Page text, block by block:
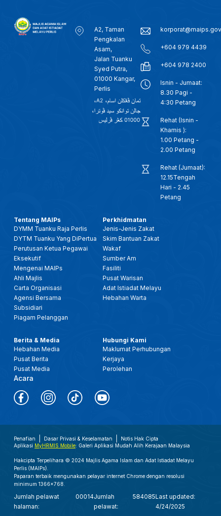
A2, Taman
Pengkalan
Asam,
Jalan Tuanku
Syed Putra,
01000 Kangar,
Perlis
+604 979 4439
+604 978 2400
Isnin - Jumaat:
8.30 Pagi -
4:30 Petang
Rehat (Isnin -
Khamis ):
1.00 Petang -
2.00 Petang
Rehat (Jumaat):
12.15Tengah
Hari - 2.45
Petang
Tentang MAIPs
DYMM Tuanku Raja Perlis
DYTM Tuanku Yang DiPertua
Perutusan Ketua Pegawai
Eksekutif
Mengenai MAIPs
Ahli Majlis
Carta Organisasi
Agensi Bersama
Subsidiari
Piagam Pelanggan
Perkhidmatan
Jenis-Jenis Zakat
Skim Bantuan Zakat
Wakaf
Sumber Am
Fasiliti
Pusat Warisan
Adat Istiadat Melayu
Hebahan Warta
Berita & Media
Hebahan Media
Pusat Berita
Pusat Media
Acara
Hubungi Kami
Maklumat Perhubungan
Kerjaya
Perolehan
Penafian Dasar Privasi & Keselamatan
Notis Hak Cipta
Aplikasi MyHRMIS Mobile: Galeri Aplikasi Mudah Alih Kerajaan Malaysia
Hakcipta Terpelihara © 2024 Majlis Agama Islam dan Adat Istiadat Melayu
Perlis (MAIPs).
Paparan terbaik mengunakan pelayar internet Chrome dengan resolusi
minimum 1366x768.
Jumlah pelawat
halaman:
00014Jumlah
pelawat:
584085Last updated:
4/24/2025